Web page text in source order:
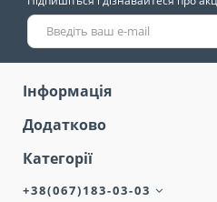
Інформація
Додатково
Категорії
+38(067)183-03-03